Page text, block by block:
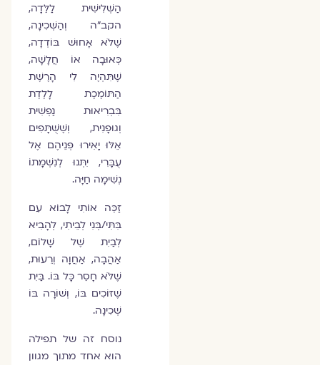
הַשְּׁלִישִׁית לַלֵּדָה,
הקב"ה וְהַשְּׁכִינָה,
שֶׁלֹּא אָחוּשׁ בּוֹדְדָה,
כְּאוּבָה אוֹ חֲלָשָׁה,
שֶׁתִּהְיֶה לִי הָרֶשֶׁת
הַתּוֹמֶכֶת לָלֶדֶת
בִּבְרִיאוּת נַפְשִׁית
וְגוּפָנִית, וְשֶׁשֻּׁתָּפִים
אֵלּוּ יָאִירוּ פְּנֵיהֶם אֶל
עֻבָּרִי, יִתְּנוּ לְנִשְׁמָתוֹ
נְשִׁימָה חַיָּה.
זַכֵּה אוֹתִי לָבוֹא עִם
בִּתִּי/בְּנִי לְבֵיתִי, לְהָבִיא
לְבַיִת שֶׁל שָׁלוֹם,
אַהֲבָה, אַחֲוָה וְרֵעוּת,
שֶׁלֹּא חָסֵר כָּל בּוֹ. בַּיִת
שֶׁזּוֹכִים בּוֹ, וְשׁוֹרָה בּוֹ
שְׁכִינָה.
נוסח זה של תפילה
הוא אחד מתוך מגוון